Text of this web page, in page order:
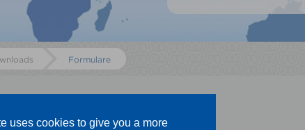
uses cookies to give you a more
Formulare